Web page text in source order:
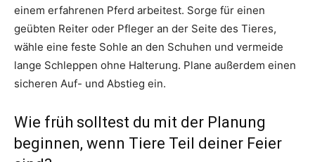
einem erfahrenen Pferd arbeitest. Sorge für einen
geübten Reiter oder Pfleger an der Seite des Tieres,
wähle eine feste Sohle an den Schuhen und vermeide
lange Schleppen ohne Halterung. Plane außerdem einen
sicheren Auf- und Abstieg ein.
Wie früh solltest du mit der Planung
beginnen, wenn Tiere Teil deiner Feier